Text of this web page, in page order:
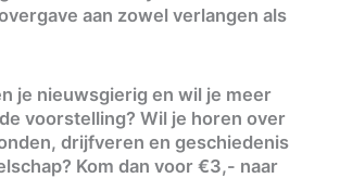
aan zowel verlangen als
je nieuwsgierig en wil je meer
voorstelling? Wil je horen over
drijfveren en geschiedenis
Kom dan voor €3,- naar